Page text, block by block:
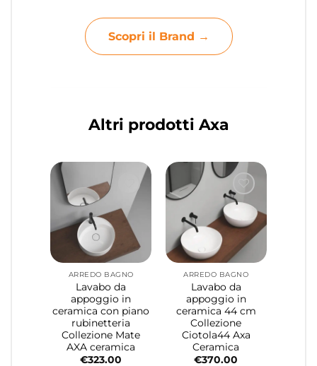
Scopri il Brand →
Altri prodotti Axa
ARREDO BAGNO
Lavabo da
appoggio in
ceramica con piano
rubinetteria
Collezione Mate
AXA ceramica
€323.00
ARREDO BAGNO
Lavabo da
appoggio in
ceramica 44 cm
Collezione
Ciotola44 Axa
Ceramica
€370.00